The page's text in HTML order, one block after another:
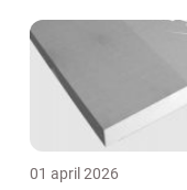
01 april 2026